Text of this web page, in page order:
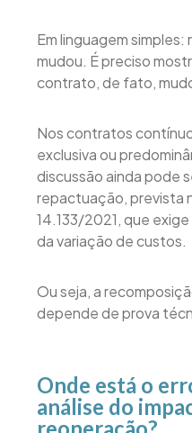
Em linguagem simples:
mudou. É preciso
contrato, de fato,
Nos contratos
exclusiva ou
discussão ainda pode
repactuação, prevista
14.133/2021, que
da variação de custos.
Ou seja, a
depende de prova
Onde está o
análise do